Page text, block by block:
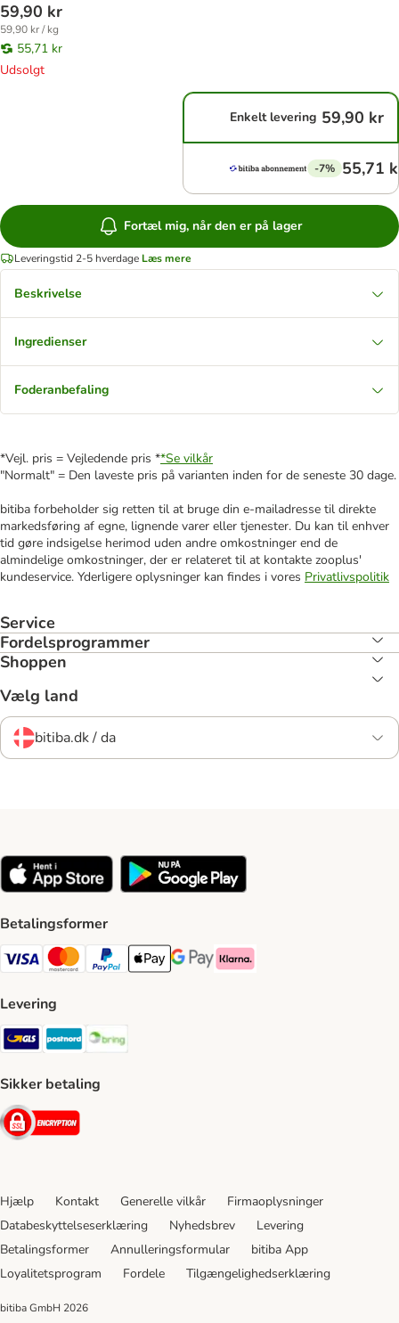
59,90 kr
59,90 kr / kg
55,71 kr
Udsolgt
Enkelt levering 59,90 kr
-7% 55,71
Fortæl mig, når den er på lager
Leveringstid 2-5 hverdage Læs mere
Beskrivelse
Ingredienser
Foderanbefaling
*Vejl. pris = Vejledende pris **Se vilkår
"Normalt" = Den laveste pris på varianten inden for de seneste 30 dage.
bitiba forbeholder sig retten til at bruge din e-mailadresse til direkte
markedsføring af egne, lignende varer eller tjenester. Du kan til enhver
tid gøre indsigelse herimod uden andre omkostninger end de
almindelige omkostninger, der er relateret til at kontakte zooplus'
kundeservice. Yderligere oplysninger kan findes i vores Privatlivspolitik
Service
Fordelsprogrammer
Shoppen
Vælg land
bitiba.dk / da
Betalingsformer
VISA Payment Method
Mastercard Payment Method
Paypal Payment Method
Apple Pay Payment Method
Google Pay Payment Method
Klarna Payment Method
Levering
GLS Shipping Method
Postnord Shipping Method
Sikker betaling
Security
Hjælp Kontakt Generelle vilkår
Firmaoplysninger
Databeskyttelseserklæring
Nyhedsbrev
Levering
Betalingsformer
Annulleringsformular
bitiba App
Loyalitetsprogram
Fordele Tilgængelighedserklæring
bitiba GmbH 2026